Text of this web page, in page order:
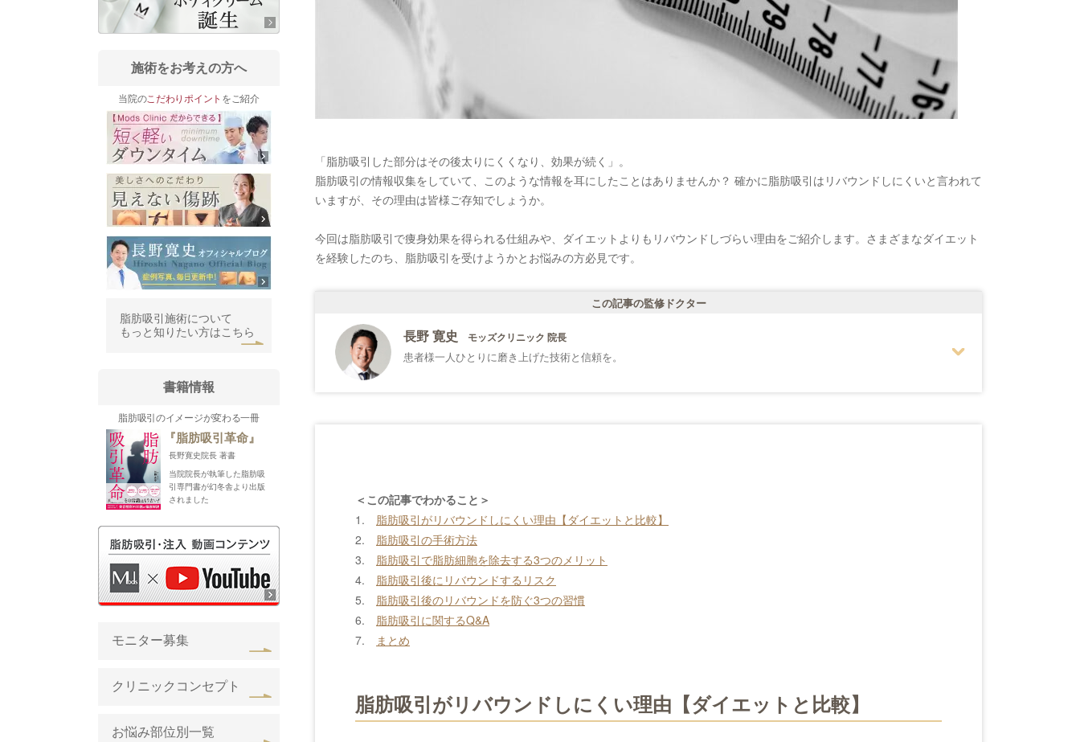
「脂肪吸引した部分はその後太りにくくなり、効果が続く」。
脂肪吸引の情報収集をしていて、このような情報を耳にしたことはありませんか？ 確かに脂肪吸引はリバウンドしにくいと言われて
いますが、その理由は皆様ご存知でしょうか。
今回は脂肪吸引で痩身効果を得られる仕組みや、ダイエットよりもリバウンドしづらい理由をご紹介します。さまざまなダイエット
を経験したのち、脂肪吸引を受けようかとお悩みの方必見です。
この記事の監修ドクター
長野 寛史 モッズクリニック 院長
患者様一人ひとりに磨き上げた技術と信頼を。
2012年
THE CLINIC 入職
2013年
THE CLINI 福岡院 就任
THE CLINIC 東京院 就任
2016年
モッズクリニック 開院
＜この記事でわかること＞
1. 脂肪吸引がリバウンドしにくい理由【ダイエットと比較】
2. 脂肪吸引の手術方法
3. 脂肪吸引で脂肪細胞を除去する3つのメリット
4. 脂肪吸引後にリバウンドするリスク
5. 脂肪吸引後のリバウンドを防ぐ3つの習慣
6. 脂肪吸引に関するQ&A
7. まとめ
脂肪吸引がリバウンドしにくい理由【ダイエットと比較】
施術をお考えの方へ
当院のこだわりポイント をご紹介
脂肪吸引施術について
もっと知りたい方はこちら
書籍情報
脂肪吸引のイメージが変わる一冊
『脂肪吸引革命』
長野寛史院長 著書
当院院長が執筆した脂肪吸
引専門書が幻冬舎より出版
されました
モニター募集
クリニックコンセプト
お悩み部位別一覧